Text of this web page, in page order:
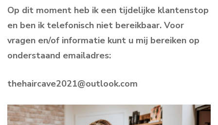
Op dit moment heb ik een tijdelijke klantenstop
en ben ik telefonisch niet bereikbaar. Voor
vragen en/of informatie kunt u mij bereiken op
onderstaand emailadres:
thehaircave2021@outlook.com